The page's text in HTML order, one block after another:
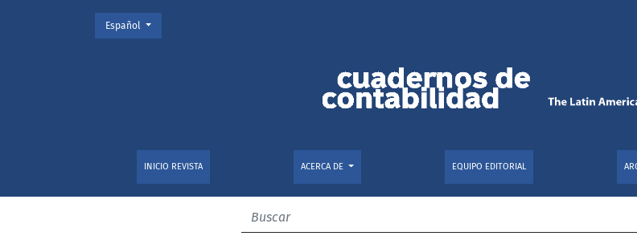
Direccionamiento estratégico (DE) y la rentabilidad financiera de las empresas del sector
INICIO REVISTA ACERCA DE EQUIPO EDITORIAL
Cambiar el idioma. El actual es:
Español